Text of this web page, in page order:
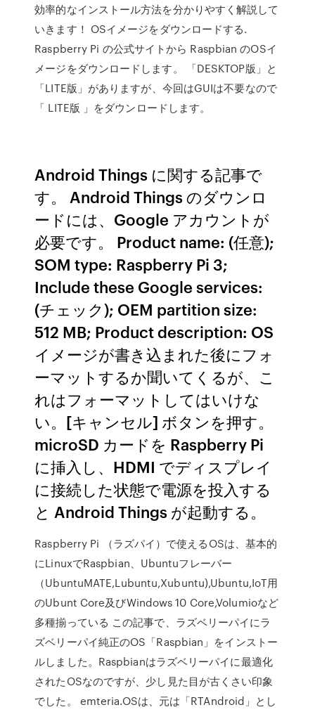
効率的なインストール方法を分かりやすく解説して
いきます！ OSイメージをダウンロードする.
Raspberry Pi の公式サイトから Raspbian のOSイ
メージをダウンロードします。 「DESKTOP版」と
「LITE版」がありますが、今回はGUIは不要なので
「 LITE版 」をダウンロードします。
Android Things に関する記事で
す。 Android Things のダウンロ
ードには、Google アカウントが
必要です。 Product name: (任意);
SOM type: Raspberry Pi 3;
Include these Google services:
(チェック); OEM partition size:
512 MB; Product description: OS
イメージが書き込まれた後にフォ
ーマットするか聞いてくるが、こ
れはフォーマットしてはいけな
い。[キャンセル] ボタンを押す。
microSD カードを Raspberry Pi
に挿入し、HDMI でディスプレイ
に接続した状態で電源を投入する
と Android Things が起動する。
Raspberry Pi （ラズパイ）で使えるOSは、基本的
にLinuxでRaspbian、Ubuntuフレーバー
（UbuntuMATE,Lubuntu,Xubuntu),Ubuntu,IoT用
のUbunt Core及びWindows 10 Core,Volumioなど
多種揃っている この記事で、ラズベリーパイにラ
ズベリーパイ純正のOS「Raspbian」をインストー
ルしました。Raspbianはラズベリーパイに最適化
されたOSなのですが、少し見た目が古くさい印象
でした。 emteria.OSは、元は「RTAndroid」とし